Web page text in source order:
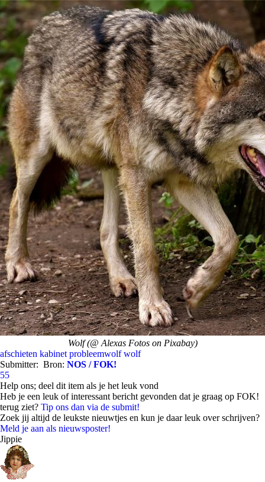
Wolf (@ Alexas Fotos on Pixabay)
afschieten kabinet probleemwolf wolf
Submitter: Bron: NOS / FOK!
55
Help ons; deel dit item als je het leuk vond
Heb je een leuk of interessant bericht gevonden dat je graag op FOK!
terug ziet? Tip ons dan via de submit!
Zoek jij altijd de leukste nieuwtjes en kun je daar leuk over schrijven?
Meld je aan als nieuwsposter!
Jippie